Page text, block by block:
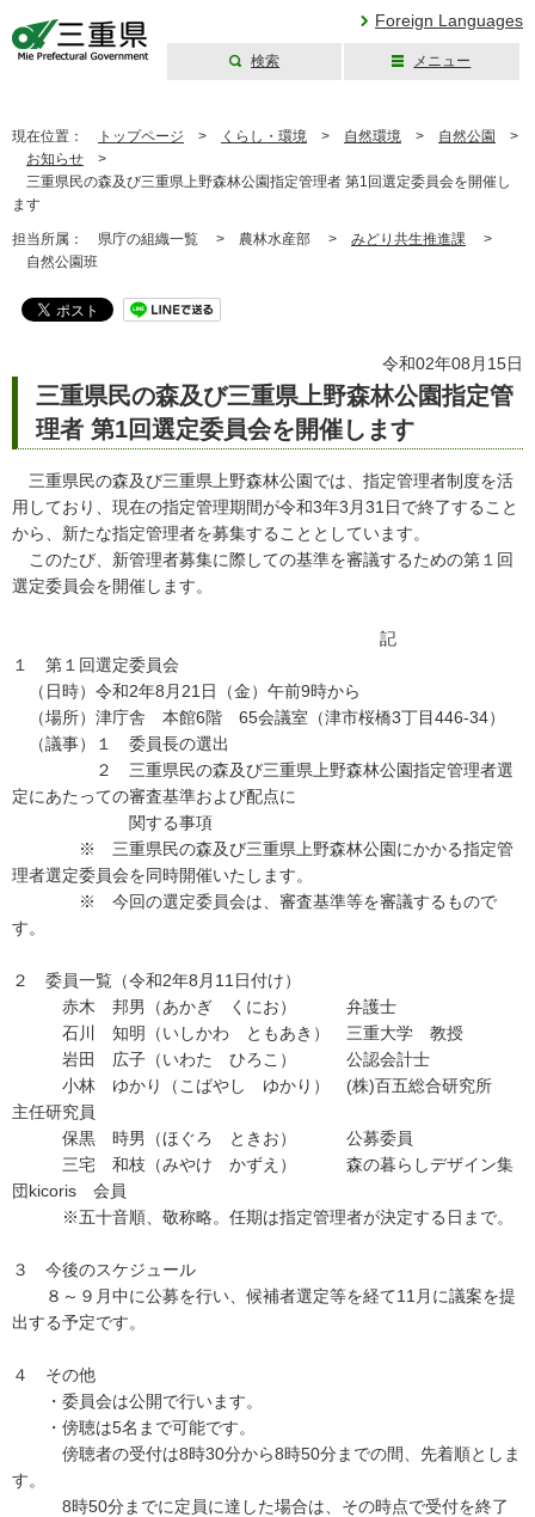
Foreign Languages
検索 メニュー
現在位置： トップページ > くらし・環境 > 自然環境 > 自然公園
>
お知らせ >
三重県民の森及び三重県上野森林公園指定管理者 第1回選定委員会を開催し
ます
担当所属： 県庁の組織一覧 > 農林水産部 > みどり共生推進課 >
自然公園班
令和02年08月15日
三重県民の森及び三重県上野森林公園指定管
理者 第1回選定委員会を開催します
三重県民の森及び三重県上野森林公園では、指定管理者制度を活
用しており、現在の指定管理期間が令和3年3月31日で終了すること
から、新たな指定管理者を募集することとしています。
このたび、新管理者募集に際しての基準を審議するための第１回
選定委員会を開催します。
記
１ 第１回選定委員会
（日時）令和2年8月21日（金）午前9時から
（場所）津庁舎 本館6階 65会議室（津市桜橋3丁目446-34）
（議事）１ 委員長の選出
２ 三重県民の森及び三重県上野森林公園指定管理者選
定にあたっての審査基準および配点に
関する事項
※ 三重県民の森及び三重県上野森林公園にかかる指定管
理者選定委員会を同時開催いたします。
※ 今回の選定委員会は、審査基準等を審議するもので
す。
２ 委員一覧（令和2年8月11日付け）
赤木 邦男（あかぎ くにお） 弁護士
石川 知明（いしかわ ともあき） 三重大学 教授
岩田 広子（いわた ひろこ） 公認会計士
小林 ゆかり（こばやし ゆかり） (株)百五総合研究所
主任研究員
保黒 時男（ほぐろ ときお） 公募委員
三宅 和枝（みやけ かずえ） 森の暮らしデザイン集
団kicoris 会員
※五十音順、敬称略。任期は指定管理者が決定する日まで。
３ 今後のスケジュール
８～９月中に公募を行い、候補者選定等を経て11月に議案を提
出する予定です。
４ その他
・委員会は公開で行います。
・傍聴は5名まで可能です。
傍聴者の受付は8時30分から8時50分までの間、先着順としま
す。
8時50分までに定員に達した場合は、その時点で受付を終了